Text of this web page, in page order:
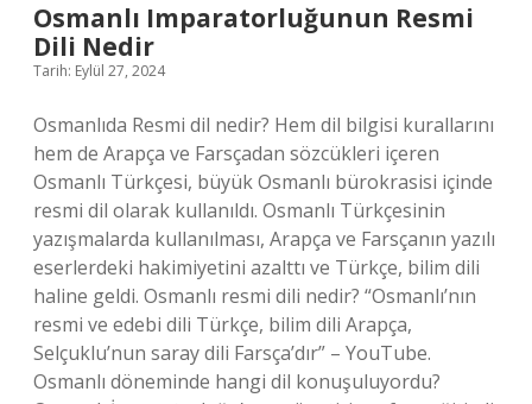
Osmanlı Imparatorluğunun Resmi
Dili Nedir
Tarih: Eylül 27, 2024
Osmanlıda Resmi dil nedir? Hem dil bilgisi kurallarını
hem de Arapça ve Farsçadan sözcükleri içeren
Osmanlı Türkçesi, büyük Osmanlı bürokrasisi içinde
resmi dil olarak kullanıldı. Osmanlı Türkçesinin
yazışmalarda kullanılması, Arapça ve Farsçanın yazılı
eserlerdeki hakimiyetini azalttı ve Türkçe, bilim dili
haline geldi. Osmanlı resmi dili nedir? “Osmanlı’nın
resmi ve edebi dili Türkçe, bilim dili Arapça,
Selçuklu’nun saray dili Farsça’dır” – YouTube.
Osmanlı döneminde hangi dil konuşuluyordu?